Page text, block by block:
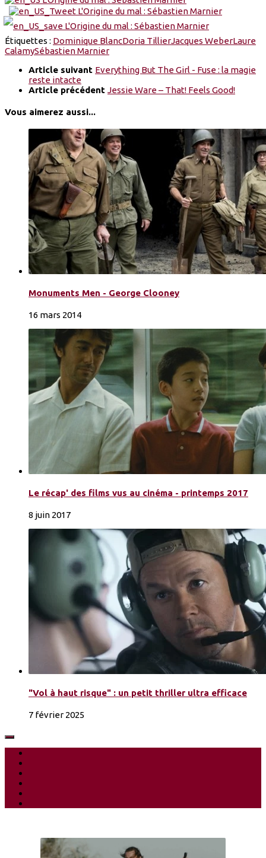
Étiquettes : Dominique BlancDoria TillierJacques WeberLaure
CalamySébastien Marnier
Article suivant Everything But The Girl - Fuse : la magie
reste intacte
Article précédent Jessie Ware – That! Feels Good!
Vous aimerez aussi...
Monuments Men - George Clooney
16 mars 2014
Le récap' des films vus au cinéma - printemps 2017
8 juin 2017
"Vol à haut risque" : un petit thriller ultra efficace
7 février 2025